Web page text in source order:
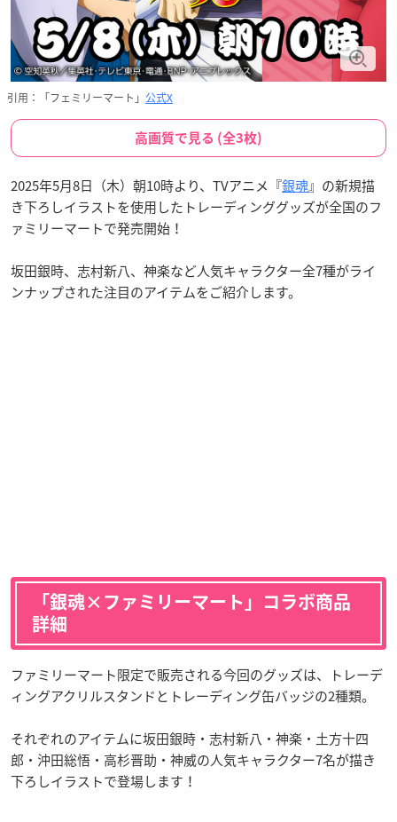
引用：「フェミリーマート」 公式X
高画質で見る (全3枚)
2025年5月8日（木）朝10時より、TVアニメ『銀魂』の新規描
き下ろしイラストを使用したトレーディンググッズが全国のフ
ァミリーマートで発売開始！
坂田銀時、志村新八、神楽など人気キャラクター全7種がライ
ンナップされた注目のアイテムをご紹介します。
「銀魂×ファミリーマート」コラボ商品
詳細
ファミリーマート限定で販売される今回のグッズは、トレーデ
ィングアクリルスタンドとトレーディング缶バッジの2種類。
それぞれのアイテムに坂田銀時・志村新八・神楽・土方十四
郎・沖田総悟・高杉晋助・神威の人気キャラクター7名が描き
下ろしイラストで登場します！